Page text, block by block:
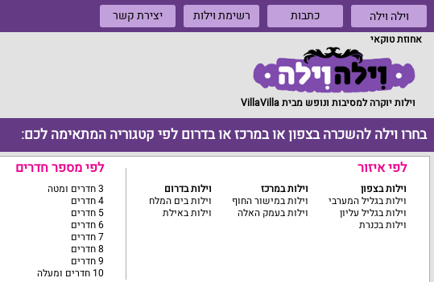
וילה וילה כתבות רשימת וילות יצירת קשר
אחוזת טוקאי
וילות יוקרה למסיבות ונופש מבית VillaVilla
בחרו וילה להשכרה בצפון או במרכז או בדרום לפי קטגוריה המתאימה לכם:
לפי איזור
וילות בצפון
וילות בגליל המערבי
וילות בגליל עליון
וילות בכנרת
וילות במרכז
וילות במישור החוף
וילות בעמק האלה
וילות בדרום
וילות בים המלח
וילות באילת
לפי מספר חדרים
3 חדרים ומטה
4 חדרים
5 חדרים
6 חדרים
7 חדרים
8 חדרים
9 חדרים
10 חדרים ומעלה